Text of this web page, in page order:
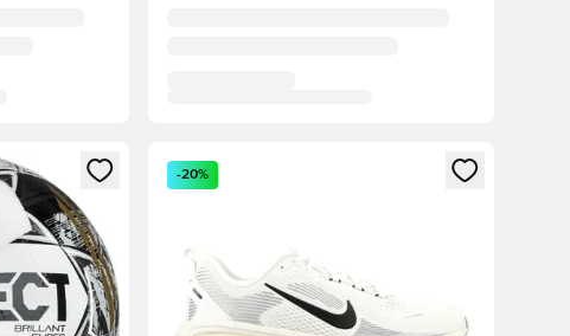
ind eller tilmelde dig som medlemÅbner en Modal til at logge ind eller tilmelde dig
-20%